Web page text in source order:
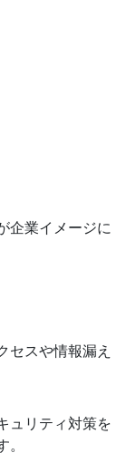
企業イメージに
セスや情報漏え
ュリティ対策を